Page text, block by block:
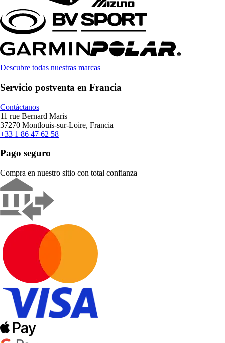
Descubre todas nuestras marcas
Servicio postventa en Francia
Contáctanos
11 rue Bernard Maris
37270 Montlouis-sur-Loire, Francia
+33 1 86 47 62 58
Pago seguro
Compra en nuestro sitio con total confianza